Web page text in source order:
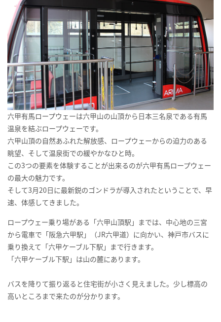
六甲有馬ロープウェーは六甲山の山頂から日本三名泉である有馬
温泉を結ぶロープウェーです。
六甲山頂の自然あふれた解放感、ロープウェーからの迫力のある
眺望、そして温泉街での緩やかなひと時。
この3つの要素を体験することが出来るのが六甲有馬ロープウェー
の最大の魅力です。
そして3月20日に最新鋭のゴンドラが導入されたということで、早
速、体感してきました。
ロープウェー乗り場がある「六甲山頂駅」までは、中心地の三宮
から電車で「阪急六甲駅」（JR六甲道）に向かい、神戸市バスに
乗り換えて「六甲ケーブル下駅」まで行きます。
「六甲ケーブル下駅」は山の麓にあります。
バスを降りて振り返ると住宅街が小さく見えました。少し標高の
高いところまで来たのが分かります。